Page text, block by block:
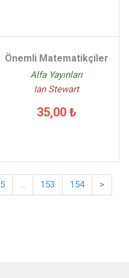
Önemli Matematikçiler
Alfa Yayınları
Ian Stewart
35,00 ₺
5 ... 153 154
>